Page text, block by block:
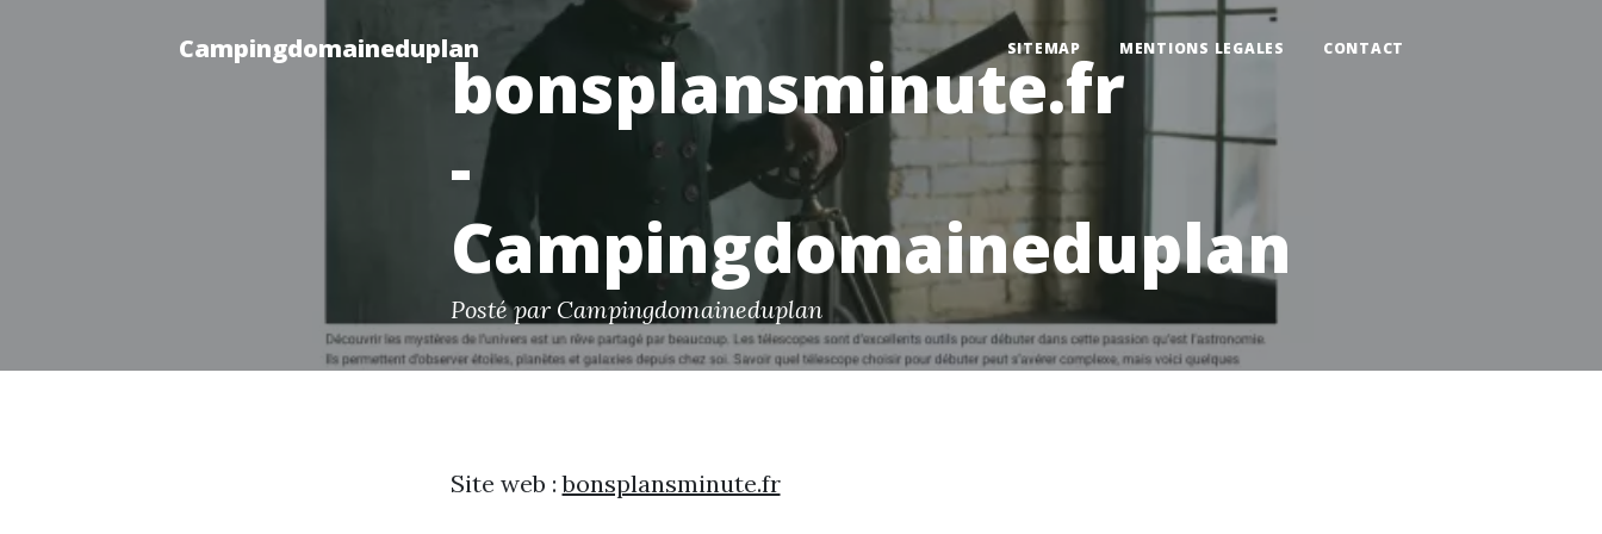
Campingdomaineduplan SITEMAP MENTIONS LEGALES CONTACT
bonsplansminute.fr
-
Campingdomaineduplan
Posté par Campingdomaineduplan
Site web :bonsplansminute.fr